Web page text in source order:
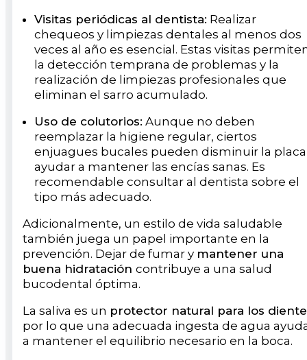
Visitas periódicas al dentista: Realizar
chequeos y limpiezas dentales al menos dos
veces al año es esencial. Estas visitas
la detección temprana de problemas y la
realización de limpiezas profesionales que
eliminan el sarro acumulado.
Uso de colutorios: Aunque no deben
reemplazar la higiene regular, ciertos
enjuagues bucales pueden disminuir la placa
ayudar a mantener las encías sanas. Es
recomendable consultar al dentista sobre el
tipo más adecuado.
Adicionalmente, un estilo de vida saludable
también juega un papel importante en la
prevención. Dejar de fumar y mantener una
buena hidratación contribuye a una salud
bucodental óptima.
La saliva es un protector natural para los
por lo que una adecuada ingesta de agua
a mantener el equilibrio necesario en la boca.